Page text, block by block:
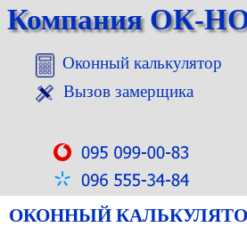
Компания ОК-
Оконный калькулятор
Вызов замерщика
ОКОННЫЙ